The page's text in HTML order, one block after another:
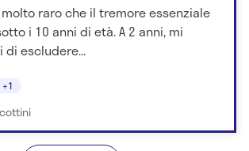
molto raro che il tremore essenziale
i 10 anni di età. A 2 anni, mi
escludere...
+1